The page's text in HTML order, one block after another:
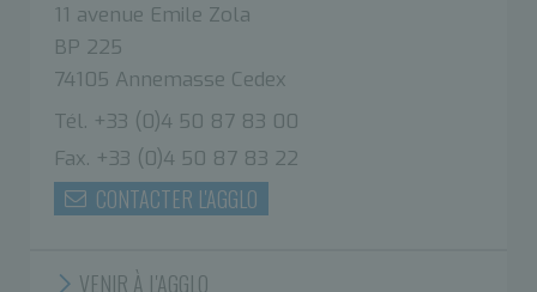
11 avenue Emile Zola
BP 225
74105 Annemasse Cedex
Tél. +33 (0)4 50 87 83 00
Fax. +33 (0)4 50 87 83 22
CONTACTER L'AGGLO
VENIR À L'AGGLO